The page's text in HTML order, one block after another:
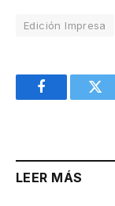
Edición Impresa
Facebook
LEER MÁS